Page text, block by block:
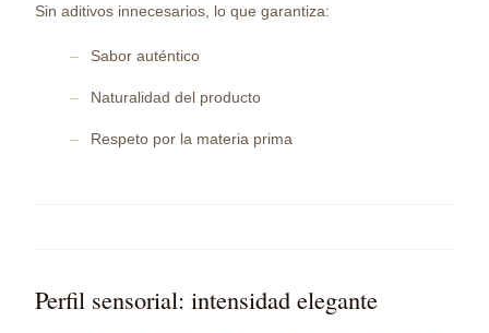
Sin aditivos innecesarios, lo que garantiza:
Sabor auténtico
Naturalidad del producto
Respeto por la materia prima
Perfil sensorial: intensidad elegante